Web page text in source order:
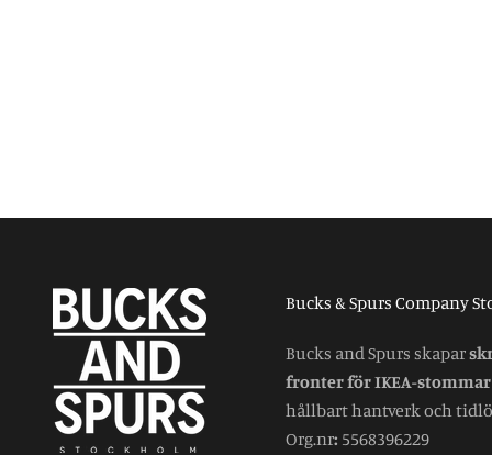
Bucks & Spurs Company
Bucks and Spurs skapar
fronter för IKEA-stommar
hållbart hantverk och
Org.nr: 5568396229